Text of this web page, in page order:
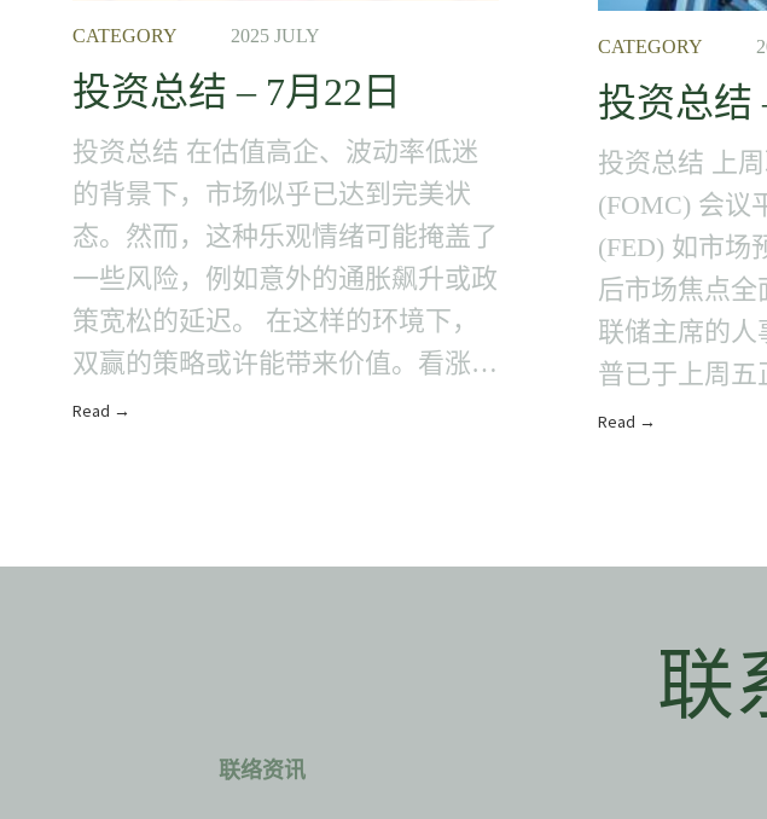
CATEGORY 2025 JULY
投资总结 – 7月22日
投资总结 在估值高企、波动率低迷
的背景下，市场似乎已达到完美状
态。然而，这种乐观情绪可能掩盖了
一些风险，例如意外的通胀飙升或政
策宽松的延迟。 在这样的环境下，
双赢的策略或许能带来价值。看涨期
权利差可以提供适度的上行参与机
Read →
CATEGORY
投资总结
投资总结 上
(FOMC) 会议
(FED) 如市场
后市场焦点
联储主席的人
普已于上周五
Warsh 出任下
Read →
联
联络资讯